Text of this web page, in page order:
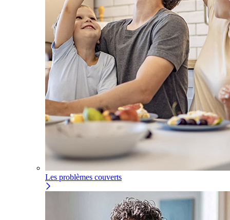
Les problèmes couverts